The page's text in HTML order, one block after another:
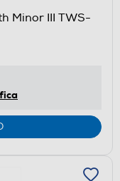
Minor III TWS-